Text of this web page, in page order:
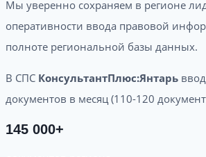
Мы уверенно сохраняем в регионе
оперативности ввода правовой
полноте региональной базы данных.
В СПС КонсультантПлюс:Янтарь
документов в месяц (110-120
145 000+